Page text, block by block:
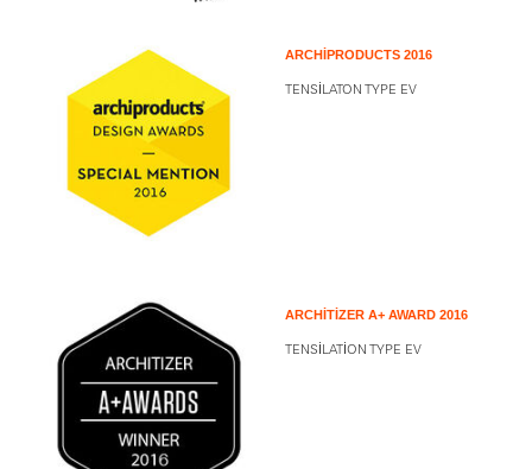
ARCHIPRODUCTS 2016
TENSILATON TYPE EV
ARCHITIZER A+ AWARD 2016
TENSILATION TYPE EV